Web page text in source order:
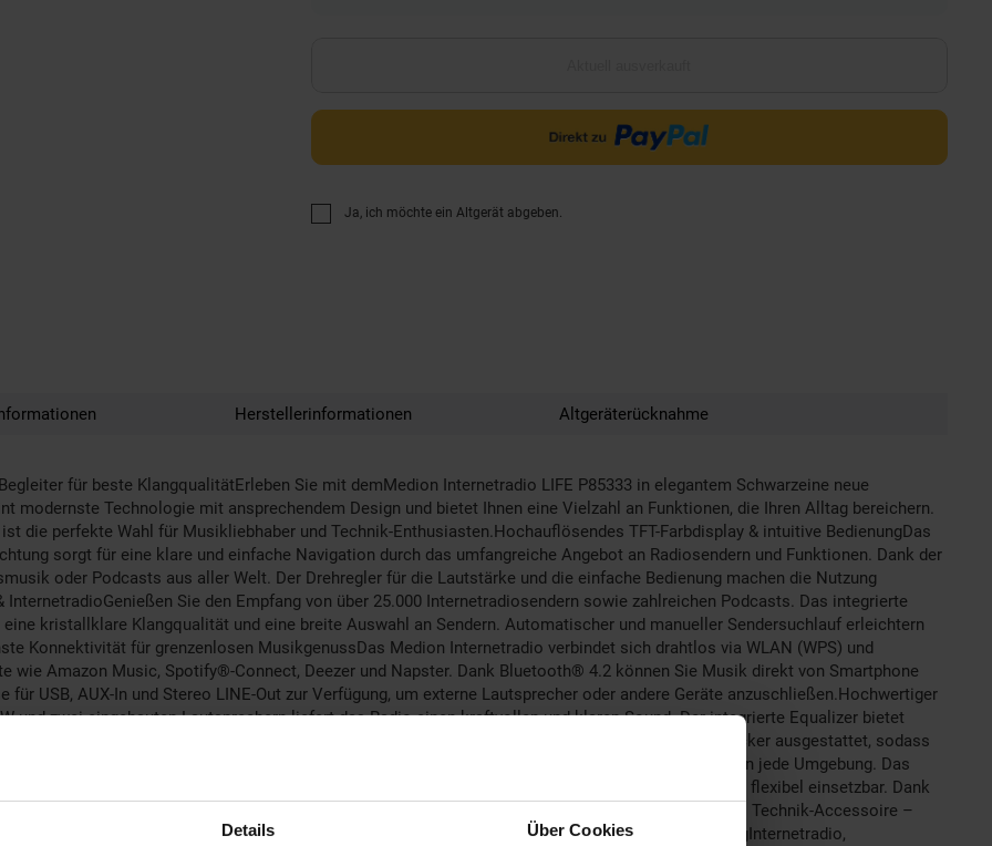
Details Über Cookies
Ja, ich möchte ein Altgerät abgeben.
Herstellerinformationen Altgeräterücknahme
für beste KlangqualitätErleben Sie mit demMedion Internetradio LIFE P85333 in elegantem Schwarzeine neue
modernste Technologie mit ansprechendem Design und bietet Ihnen eine Vielzahl an Funktionen, die Ihren Alltag bereichern.
die perfekte Wahl für Musikliebhaber und Technik-Enthusiasten.Hochauflösendes TFT-Farbdisplay & intuitive BedienungDas
sorgt für eine klare und einfache Navigation durch das umfangreiche Angebot an Radiosendern und Funktionen. Dank der
oder Podcasts aus aller Welt. Der Drehregler für die Lautstärke und die einfache Bedienung machen die Nutzung
Sie den Empfang von über 25.000 Internetradiosendern sowie zahlreichen Podcasts. Das integrierte
kristallklare Klangqualität und eine breite Auswahl an Sendern. Automatischer und manueller Sendersuchlauf erleichtern
Konnektivität für grenzenlosen MusikgenussDas Medion Internetradio verbindet sich drahtlos via WLAN (WPS) und
wie Amazon Music, Spotify®-Connect, Deezer und Napster. Dank Bluetooth® 4.2 können Sie Musik direkt von Smartphone
USB, AUX-In und Stereo LINE-Out zur Verfügung, um externe Lautsprecher oder andere Geräte anzuschließen.Hochwertiger
und zwei eingebauten Lautsprechern liefert das Radio einen kraftvollen und klaren Sound. Der integrierte Equalizer bietet
den Sound individuell an Ihren Geschmack anpassen können. Das Gerät ist zudem mit einem Wecker ausgestattet, sodass
DesignDas schlanke, schwarze Gehäuse mit den Maßen 290 x 113 x 141 mm passt perfekt in jede Umgebung. Das
Sie es bequem aus der Ferne steuern können. Es arbeitet mit Strom aus Gleichstrom und ist somit flexibel einsetzbar. Dank
ist das Radio stets einsatzbereit.Ob für den Alltag, entspannte Stunden zu Hause oder als stilvolles Technik-Accessoire –
mit einfachem Bedienkomfort und sorgt für ein beeindruckendes Klangerlebnis.LieferumfangInternetradio,